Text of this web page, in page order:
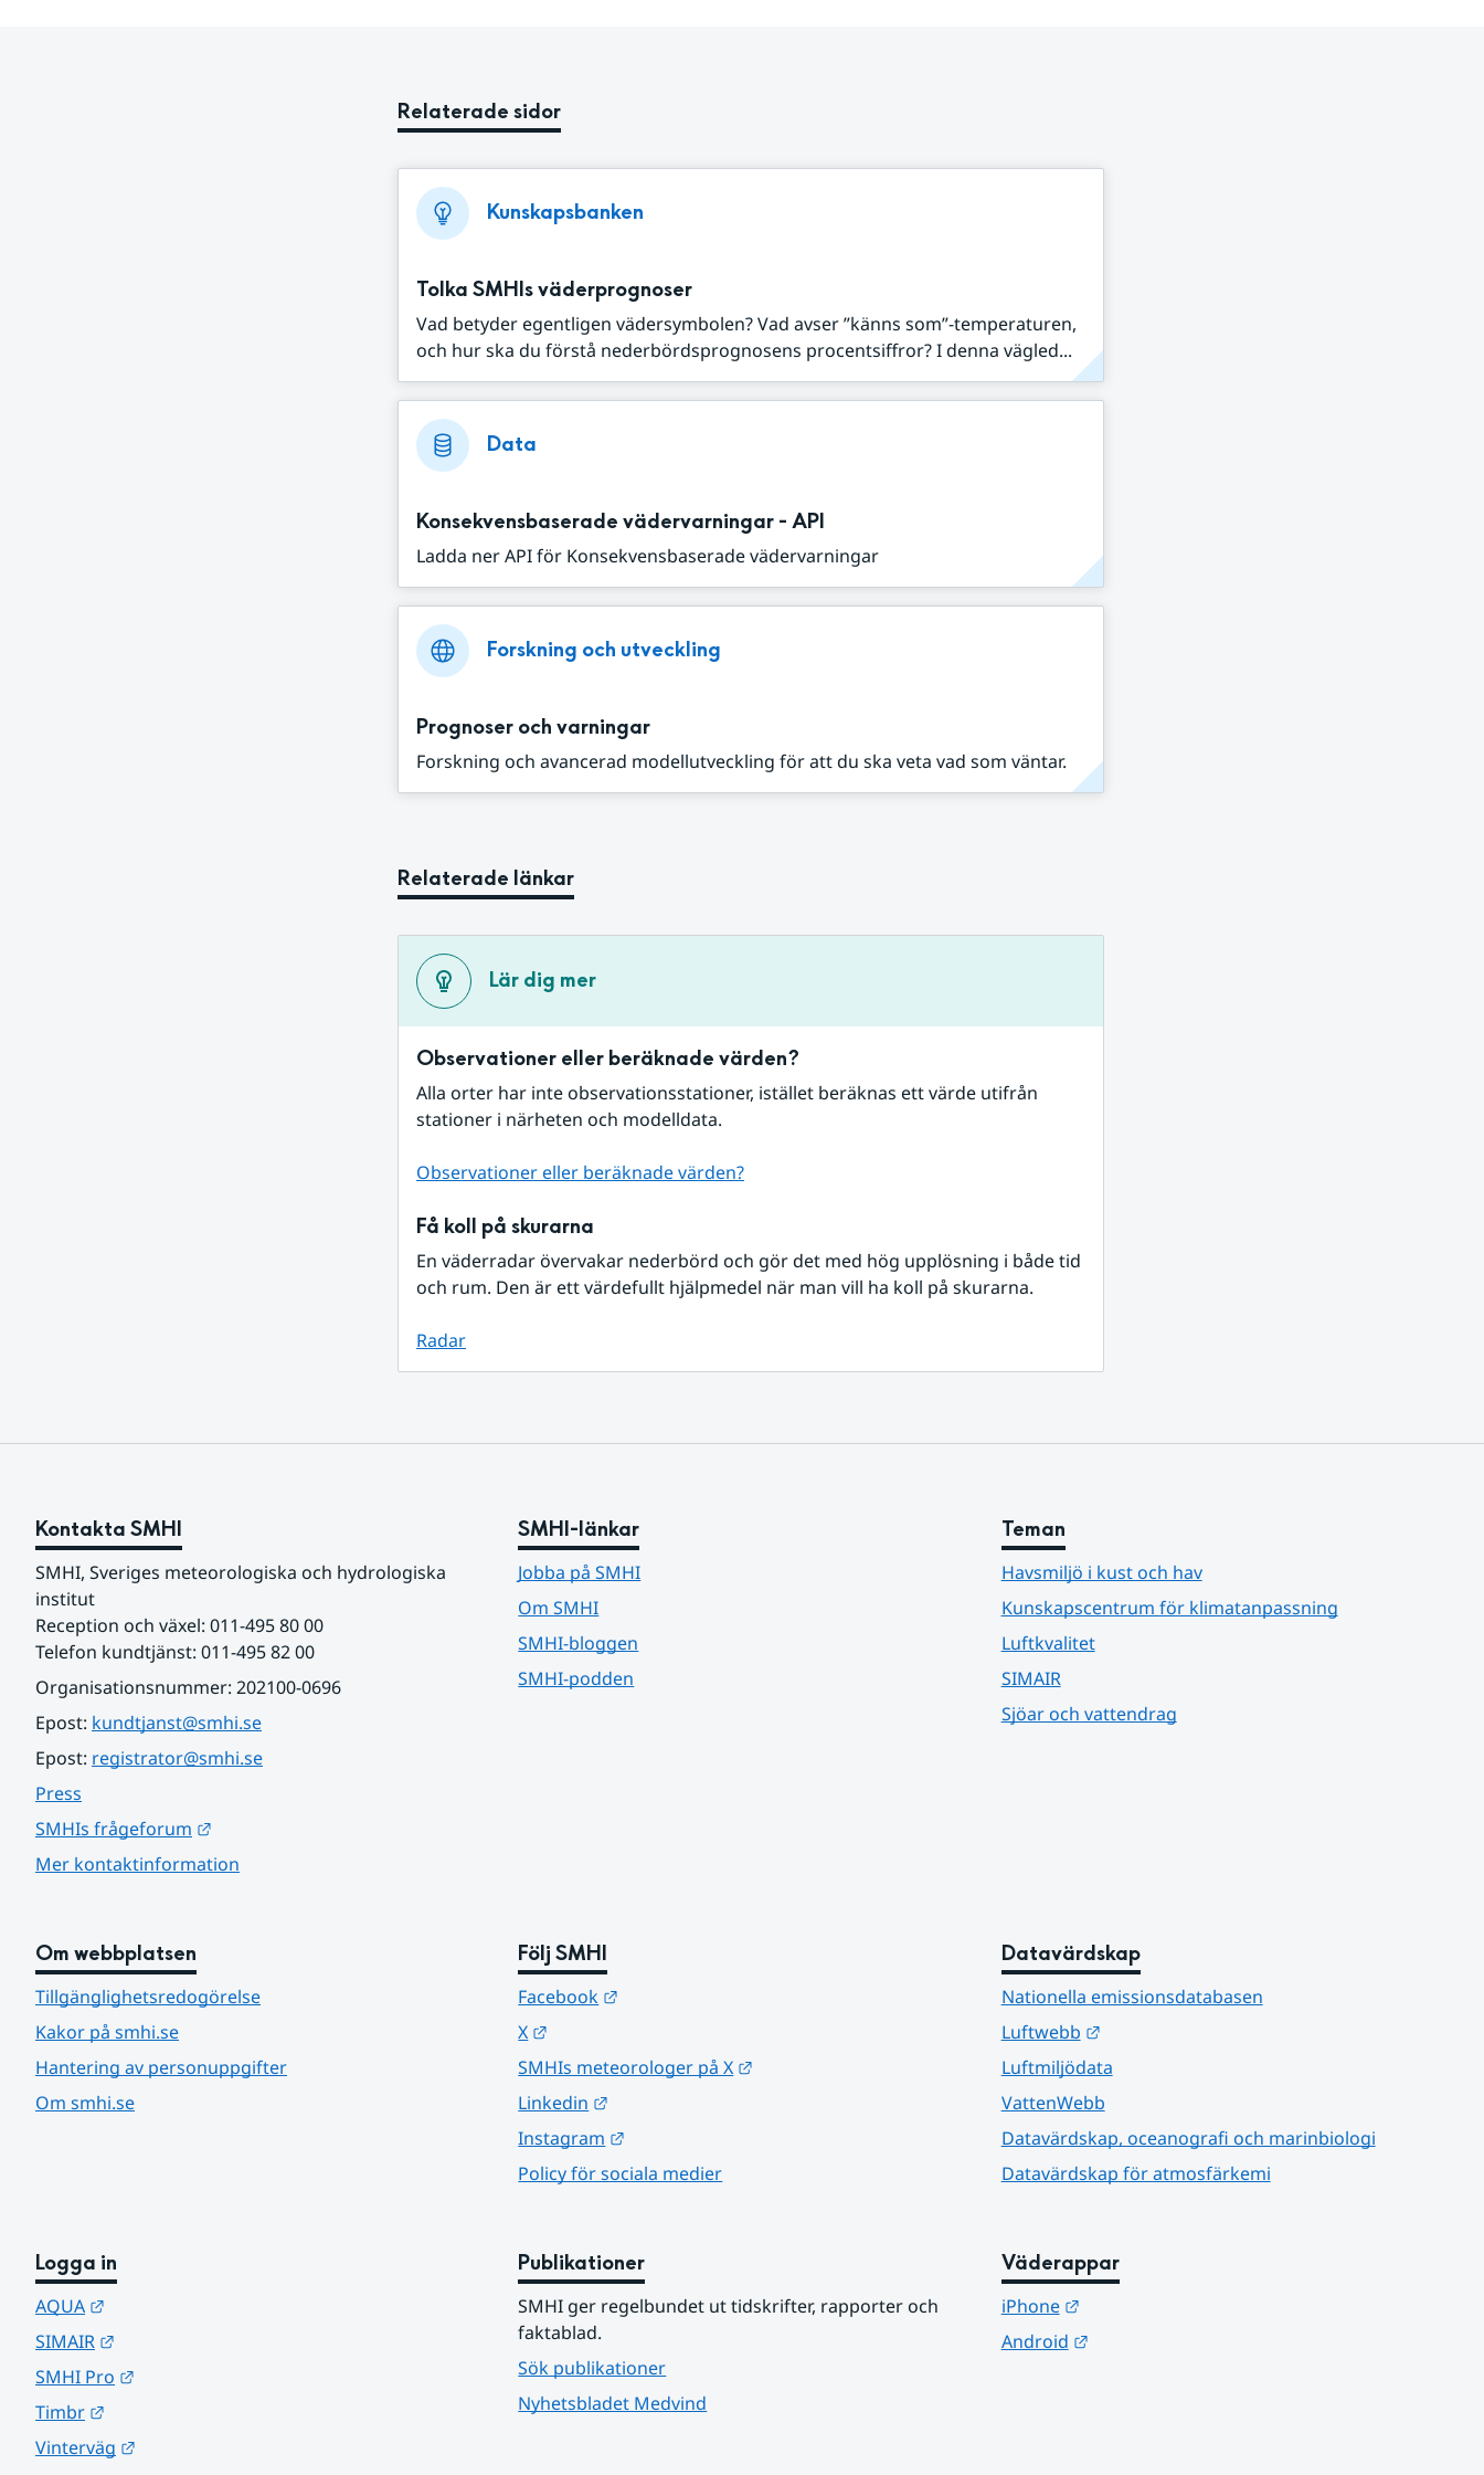
Relaterade sidor
Kunskapsbanken
Tolka SMHIs väderprognoser
Vad betyder egentligen vädersymbolen? Vad avser ”känns som”-temperaturen,
och hur ska du förstå nederbördsprognosens procentsiffror? I denna vägled...
Data
Konsekvensbaserade vädervarningar - API
Ladda ner API för Konsekvensbaserade vädervarningar
Forskning och utveckling
Prognoser och varningar
Forskning och avancerad modellutveckling för att du ska veta vad som väntar.
Relaterade länkar
Lär dig mer
Observationer eller beräknade värden?
Alla orter har inte observationsstationer, istället beräknas ett värde utifrån
stationer i närheten och modelldata.
Observationer eller beräknade värden?
Få koll på skurarna
En väderradar övervakar nederbörd och gör det med hög upplösning i både tid
och rum. Den är ett värdefullt hjälpmedel när man vill ha koll på skurarna.
Radar
Kontakta SMHI
SMHI, Sveriges meteorologiska och hydrologiska
institut
Reception och växel: 011-495 80 00
Telefon kundtjänst: 011-495 82 00
Organisationsnummer: 202100-0696
Epost: kundtjanst@smhi.se
Epost: registrator@smhi.se
Press
SMHIs frågeforum
Mer kontaktinformation
SMHI-länkar
Jobba på SMHI
Om SMHI
SMHI-bloggen
SMHI-podden
Teman
Havsmiljö i kust och hav
Kunskapscentrum för klimatanpassning
Luftkvalitet
SIMAIR
Sjöar och vattendrag
Om webbplatsen
Tillgänglighetsredogörelse
Kakor på smhi.se
Hantering av personuppgifter
Om smhi.se
Följ SMHI
Facebook
X
SMHIs meteorologer på X
Linkedin
Instagram
Policy för sociala medier
Datavärdskap
Nationella emissionsdatabasen
Luftwebb
Länk till annan webbplats.
Luftmiljödata
VattenWebb
Datavärdskap, oceanografi och marinbiologi
Datavärdskap för atmosfärkemi
Logga in
AQUA
SIMAIR
SMHI Pro
Timbr
Vinterväg
Publikationer
SMHI ger regelbundet ut tidskrifter, rapporter och
faktablad.
Sök publikationer
Nyhetsbladet Medvind
Väderappar
iPhone
Länk till annan webbplats.
Android
Länk till annan webbplats.